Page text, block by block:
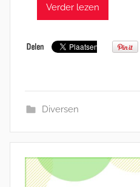
Verder lezen
Diversen